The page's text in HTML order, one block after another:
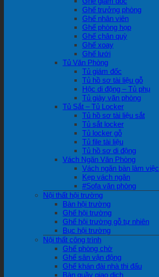
Ghế trưởng phòng
Ghế nhân viên
Ghế phòng họp
Ghế chân quỳ
Ghế xoay
Ghế lưới
Tủ Văn Phòng
Tủ giám đốc
Tủ hồ sơ tài liệu gỗ
Hộc di động – Tủ phụ
Tủ giày văn phòng
Tủ Sắt – Tủ Locker
Tủ hồ sơ tài liệu sắt
Tủ sắt locker
Tủ locker gỗ
Tủ file tài liệu
Tủ hồ sơ di động
Vách Ngăn Văn Phòng
Vách ngăn bàn làm việc
Kẹp vách ngăn
#Sofa văn phòng
Nội thất hội trường
Bàn hội trường
Ghế hội trường
Ghế hội trường gỗ tự nhiên
Bục hội trường
Nội thất công trình
Ghế phòng chờ
Ghế sân vận động
Ghế khán đài nhà thi đấu
Bàn quầy giao dịch